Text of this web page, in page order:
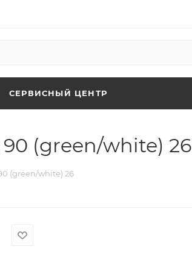
СЕРВИСНЫЙ ЦЕНТР
90 (green/white) 26
(green/white) 26